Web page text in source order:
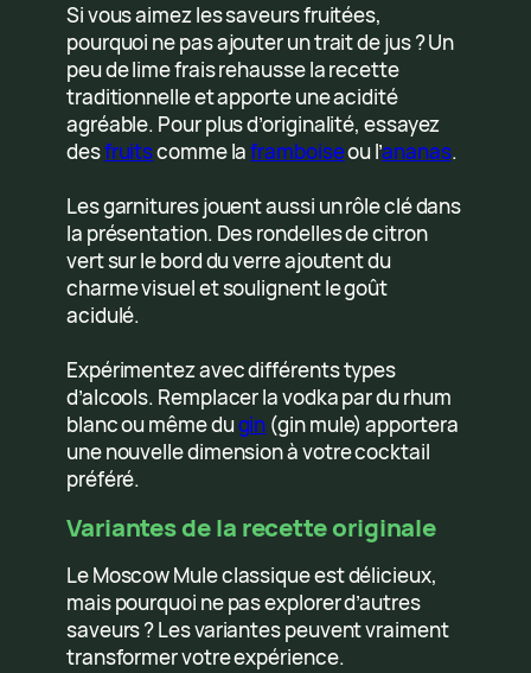
Si vous aimez les saveurs fruitées,
pourquoi ne pas ajouter un trait de jus ? Un
peu de lime frais rehausse la recette
traditionnelle et apporte une acidité
agréable. Pour plus d’originalité, essayez
desfruitscomme laframboiseou l’ananas.
Les garnitures jouent aussi un rôle clé dans
la présentation. Des rondelles de citron
vert sur le bord du verre ajoutent du
charme visuel et soulignent le goût
acidulé.
Expérimentez avec différents types
d’alcools. Remplacer la vodka par du rhum
blanc ou même dugin (gin mule) apportera
une nouvelle dimension à votre cocktail
préféré.
Variantes de la recette originale
Le Moscow Mule classique est délicieux,
mais pourquoi ne pas explorer d’autres
saveurs ? Les variantes peuvent vraiment
transformer votre expérience.